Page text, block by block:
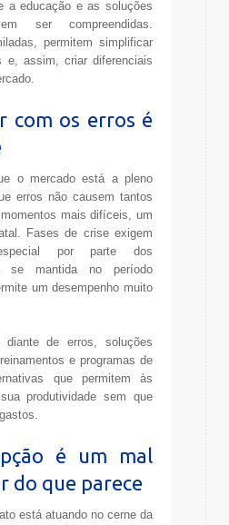
a educação e as soluções
ser compreendidas.
permitem simplificar
e, assim, criar diferenciais
com os erros é
o mercado está a pleno
erros não causem tantos
mais difíceis, um
Fases de crise exigem
por parte dos
se mantida no período
um desempenho muito
diante de erros, soluções
e programas de
que permitem às
produtividade sem que
é um mal
do que parece
está atuando no cerne da